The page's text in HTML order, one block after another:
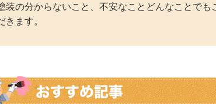
装の分からないこと、不安なことどんなことで
きます。